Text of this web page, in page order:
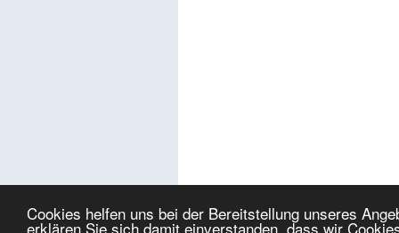
Cookies helfen uns bei der Bereitstellung unseres
erklären Sie sich damit einverstanden, dass wir